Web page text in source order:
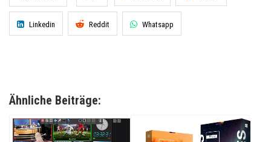
Linkedin Reddit Whatsapp
Ähnliche Beiträge: